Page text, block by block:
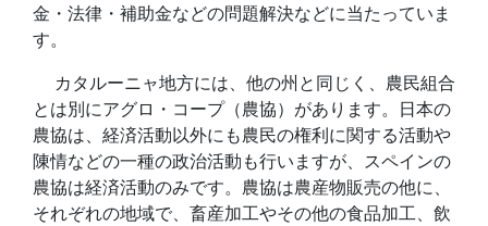
金・法律・補助金などの問題解決などに当たっていま
す。
カタルーニャ地方には、他の州と同じく、農民組合
とは別にアグロ・コープ（農協）があります。日本の
農協は、経済活動以外にも農民の権利に関する活動や
陳情などの一種の政治活動も行いますが、スペインの
農協は経済活動のみです。農協は農産物販売の他に、
それぞれの地域で、畜産加工やその他の食品加工、飲